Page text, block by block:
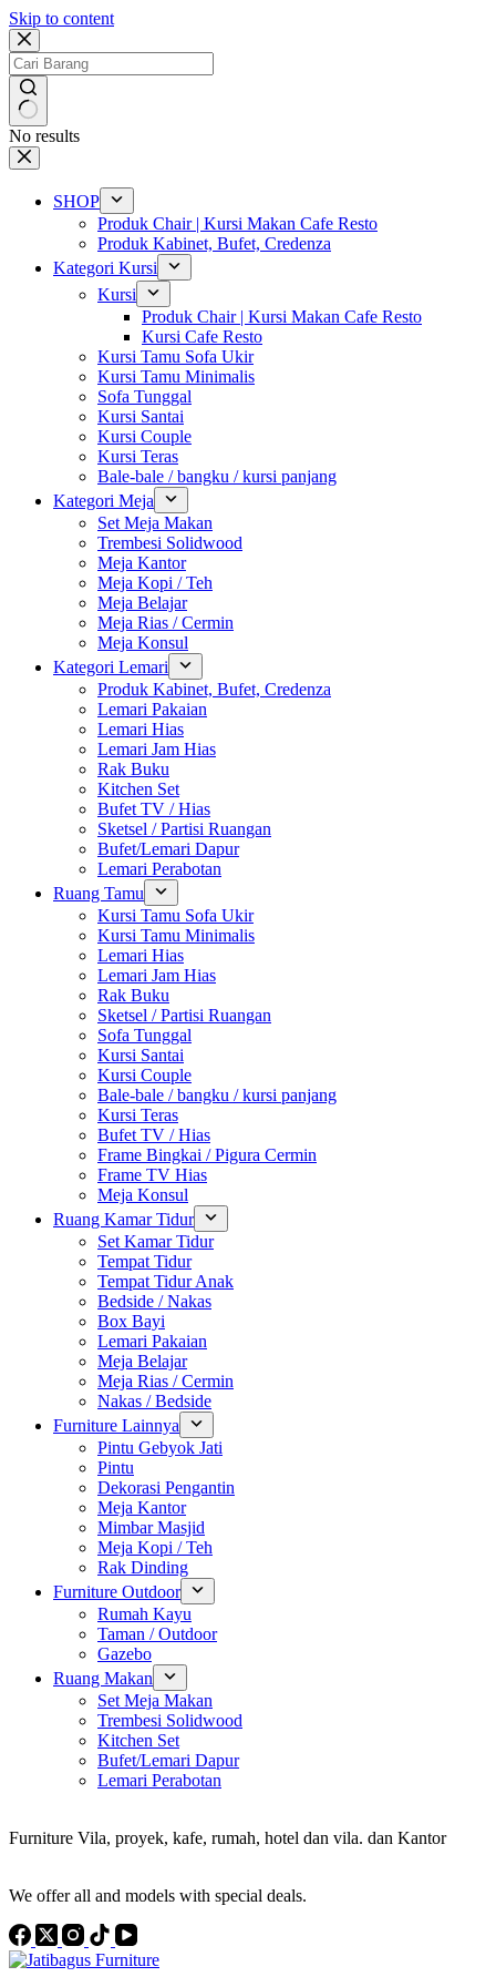
Skip to content
No results
SHOP
Produk Chair | Kursi Makan Cafe Resto
Produk Kabinet, Bufet, Credenza
Kategori Kursi
Kursi
Produk Chair | Kursi Makan Cafe Resto
Kursi Cafe Resto
Kursi Tamu Sofa Ukir
Kursi Tamu Minimalis
Sofa Tunggal
Kursi Santai
Kursi Couple
Kursi Teras
Bale-bale / bangku / kursi panjang
Kategori Meja
Set Meja Makan
Trembesi Solidwood
Meja Kantor
Meja Kopi / Teh
Meja Belajar
Meja Rias / Cermin
Meja Konsul
Kategori Lemari
Produk Kabinet, Bufet, Credenza
Lemari Pakaian
Lemari Hias
Lemari Jam Hias
Rak Buku
Kitchen Set
Bufet TV / Hias
Sketsel / Partisi Ruangan
Bufet/Lemari Dapur
Lemari Perabotan
Ruang Tamu
Kursi Tamu Sofa Ukir
Kursi Tamu Minimalis
Lemari Hias
Lemari Jam Hias
Rak Buku
Sketsel / Partisi Ruangan
Sofa Tunggal
Kursi Santai
Kursi Couple
Bale-bale / bangku / kursi panjang
Kursi Teras
Bufet TV / Hias
Frame Bingkai / Pigura Cermin
Frame TV Hias
Meja Konsul
Ruang Kamar Tidur
Set Kamar Tidur
Tempat Tidur
Tempat Tidur Anak
Bedside / Nakas
Box Bayi
Lemari Pakaian
Meja Belajar
Meja Rias / Cermin
Nakas / Bedside
Furniture Lainnya
Pintu Gebyok Jati
Pintu
Dekorasi Pengantin
Meja Kantor
Mimbar Masjid
Meja Kopi / Teh
Rak Dinding
Furniture Outdoor
Rumah Kayu
Taman / Outdoor
Gazebo
Ruang Makan
Set Meja Makan
Trembesi Solidwood
Kitchen Set
Bufet/Lemari Dapur
Lemari Perabotan
Furniture Vila, proyek, kafe, rumah, hotel dan vila. dan Kantor
We offer all and models with special deals.